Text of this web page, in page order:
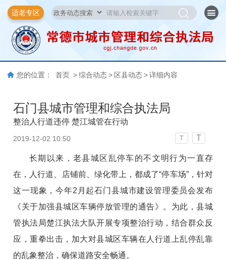
适老专区
您的位置： 首页 > 综合动态 > 区县动态 > 详细内容
石门县城市管理和综合执法局
整治人行道违停 楚江城管在行动
2019-12-02 10:50 T T
长期以来，老县城区乱停车的不文明行为一直存
在，人行道、店铺前、绿化带上，都成了“停车场”，针对
这一现象，今年2月起石门县城市建设管理委员会发布
《关于加强县城区车辆停放管理的通告》。为此，县城
管执法局楚江执法大队开展专项整治行动，结合群众反
应，重拳出击，加大对县城区车辆在人行道上乱停乱靠
的乱象整治，确保道路安全畅通。